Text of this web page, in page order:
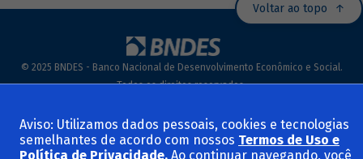
Voltar ao topo
© 2025 BNDES - Banco Nacional de Desenvolvimento Econômico e Social.
Todos os direitos reservados.
Aviso: Utilizamos dados pessoais, cookies e tecnologias
semelhantes de acordo com nossos Termos de Uso e
Política de Privacidade. Ao continuar navegando, você